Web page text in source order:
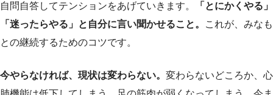
自問自答してテンションをあげていきます。
「とにかくやる」
「迷ったらやる」と自分に言い聞かせること。
これが、みなも
との継続するためのコツです。
今やらなければ、現状は変わらない。 変わらないどころか、心